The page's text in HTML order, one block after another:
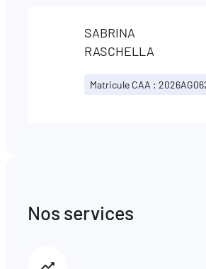
SABRINA
RASCHELLA
Matricule CAA :
Nos services